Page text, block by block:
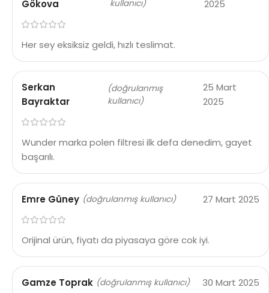
Gökova kullanıcı) 2025
Her sey eksiksiz geldi, hızlı teslimat.
Serkan
Bayraktar
(doğrulanmış
kullanıcı)
25 Mart
2025
Wunder marka polen filtresi ilk defa denedim, gayet
başarılı.
Emre Güney (doğrulanmış kullanıcı) 27 Mart 2025
Orijinal ürün, fiyatı da piyasaya göre cok iyi.
Gamze Toprak (doğrulanmış kullanıcı) 30 Mart 2025